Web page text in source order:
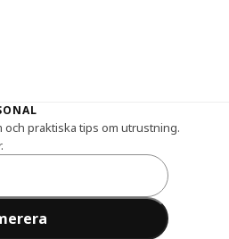
praktiska tips om utrustning.